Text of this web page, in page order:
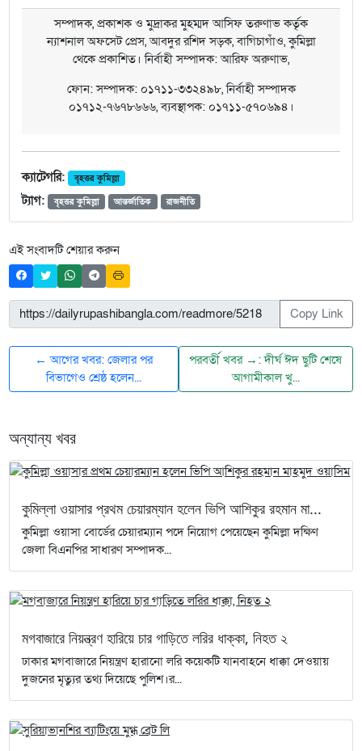
সম্পাদক, প্রকাশক ও মুদ্রাকর মুহম্মদ আসিফ তরুণাভ কর্তৃক
ন্যাশনাল অফসেট প্রেস, আবদুর রশিদ সড়ক, বাগিচাগাঁও, কুমিল্লা
থেকে প্রকাশিত। নির্বাহী সম্পাদক: আরিফ অরুণাভ,
ফোন: সম্পাদক: ০১৭১১-৩৩২৪৯৮, নির্বাহী সম্পাদক
০১৭১২-৭৬৭৮৬৬৬, ব্যবস্থাপক: ০১৭১১-৫৭০৬৯৪।
ক্যাটেগরি: বৃহত্তর কুমিল্লা
ট্যাগ: বৃহত্তর কুমিল্লা আন্তর্জাতিক রাজনীতি
এই সংবাদটি শেয়ার করুন
Copy Link
← আগের খবর: জেলার পর
বিভাগেও শ্রেষ্ঠ হলেন...
পরবর্তী খবর →: দীর্ঘ ঈদ ছুটি শেষে
আগামীকাল খু...
অন্যান্য খবর
কুমিল্লা ওয়াসার প্রথম চেয়ারম্যান হলেন ভিপি আশিকুর রহমান মা...
কুমিল্লা ওয়াসা বোর্ডের চেয়ারম্যান পদে নিয়োগ পেয়েছেন কুমিল্লা দক্ষিণ
জেলা বিএনপির সাধারণ সম্পাদক...
মগবাজারে নিয়ন্ত্রণ হারিয়ে চার গাড়িতে লরির ধাক্কা, নিহত ২
ঢাকার মগবাজারে নিয়ন্ত্রণ হারানো লরি কয়েকটি যানবাহনে ধাক্কা দেওয়ায়
দুজনের মৃত্যুর তথ্য দিয়েছে পুলিশ।র...